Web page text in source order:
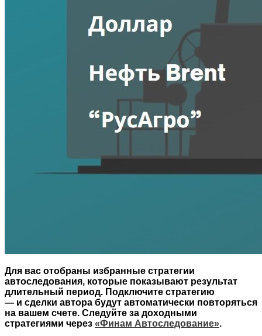
Для вас отобраны избранные стратегии
автоследования, которые показывают результат
длительный период. Подключите стратегию
— и сделки автора будут автоматически повторяться
на вашем счете. Следуйте за доходными
стратегиями через «Финам Автоследование».